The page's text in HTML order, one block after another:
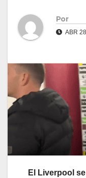
Por
ABR
El Liverpool